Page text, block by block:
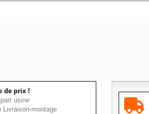
de prix !
usine
Livraison-montage